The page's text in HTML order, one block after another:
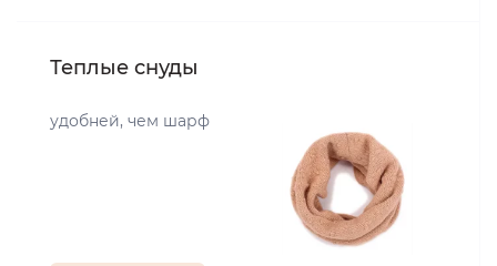
Теплые снуды
удобней, чем шарф